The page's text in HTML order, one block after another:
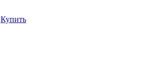
Купить